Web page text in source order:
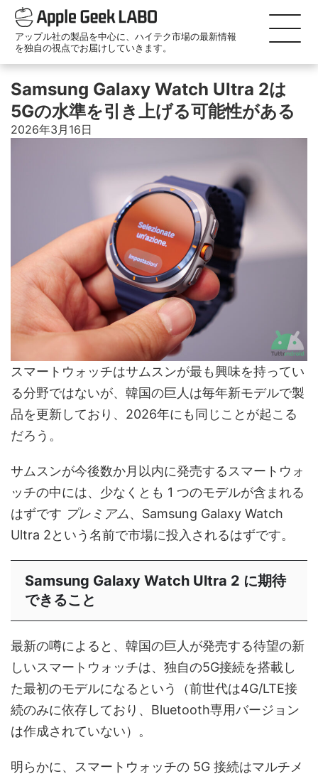
アップル社の製品を中心に、ハイテク市場の最新情報
を独自の視点でお届けしていきます。
Samsung Galaxy Watch Ultra 2は
5Gの水準を引き上げる可能性がある
2026年3月16日
スマートウォッチはサムスンが最も興味を持ってい
る分野ではないが、韓国の巨人は毎年新モデルで製
品を更新しており、2026年にも同じことが起こる
だろう。
サムスンが今後数か月以内に発売するスマートウォ
ッチの中には、少なくとも 1 つのモデルが含まれる
はずです プレミアム、Samsung Galaxy Watch
Ultra 2という名前で市場に投入されるはずです。
Samsung Galaxy Watch Ultra 2 に期待
できること
最新の噂によると、韓国の巨人が発売する待望の新
しいスマートウォッチは、独自の5G接続を搭載し
た最初のモデルになるという（前世代は4G/LTE接
続のみに依存しており、Bluetooth専用バージョン
は作成されていない）。
明らかに、スマートウォッチの 5G 接続はマルチメ